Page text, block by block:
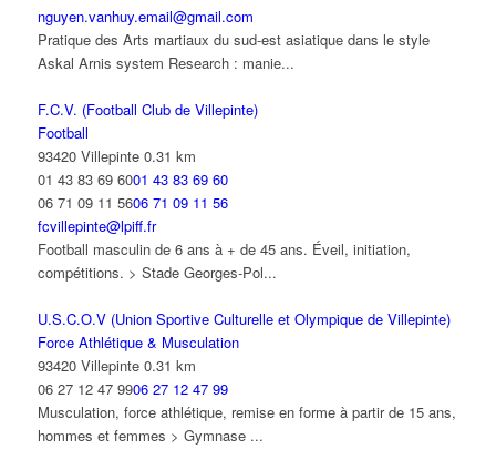
nguyen.vanhuy.email@gmail.com
Pratique des Arts martiaux du sud-est asiatique dans le style
Askal Arnis system Research : manie...
F.C.V. (Football Club de Villepinte)
Football
93420 Villepinte 0.31 km
01 43 83 69 6001 43 83 69 60
06 71 09 11 5606 71 09 11 56
fcvillepinte@lpiff.fr
Football masculin de 6 ans à + de 45 ans. Éveil, initiation,
compétitions. > Stade Georges-Pol...
U.S.C.O.V (Union Sportive Culturelle et Olympique de Villepinte)
Force Athlétique & Musculation
93420 Villepinte 0.31 km
06 27 12 47 9906 27 12 47 99
Musculation, force athlétique, remise en forme à partir de 15 ans,
hommes et femmes > Gymnase ...